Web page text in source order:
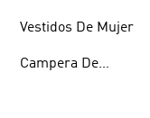
Vestidos De Mujer
Campera De